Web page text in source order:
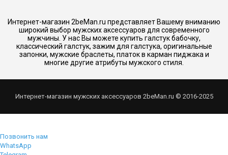
Интернет-магазин 2beMan.ru представляет Вашему вниманию
широкий выбор мужских аксессуаров для современного
мужчины. У нас Вы можете купить галстук бабочку,
классический галстук, зажим для галстука, оригинальные
запонки, мужские браслеты, платок в карман пиджака и
многие другие атрибуты мужского стиля.
Интернет-магазин мужских аксессуаров 2beMan.ru © 2016-2025
Позвонить нам
WhatsApp